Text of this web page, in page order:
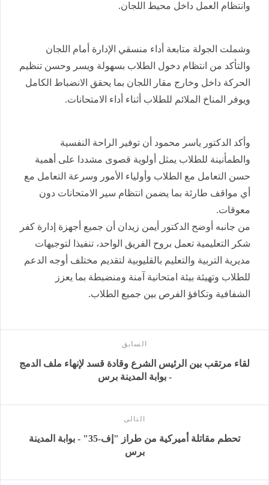
وانتظام العمل داخل محيط اللجان.
وشملت الجولة متابعة أداء منسقي الإدارة أمام اللجان
والتأكد من انتظام دخول الطلاب بسهولة ويسر وحسن تنظيم
الحركة داخل وخارج مقار اللجان بما يحقق الانضباط الكامل
ويوفر المناخ الملائم للطلاب أثناء أداء الامتحانات.
وأكد الدكتور ياسر محمود أن توفير الراحة النفسية
والطمأنينة للطلاب يمثل أولوية قصوى مشددا على أهمية
حسن التعامل مع الطلاب وأولياء الأمور وسرعة التعامل مع
أي مواقف طارئة بما يضمن انتظام سير الامتحانات دون
معوقات.
من جانبه أوضح الدكتور أيمن زيدان أن جميع أجهزة إدارة كفر
شكر التعليمية تعمل بروح الفريق الواحد، تنفيذا لتوجيهات
مديرية التربية والتعليم بالقليوبية لتقديم مختلف أوجه الدعم
للطلاب وتهيئة بيئة امتحانية آمنة ومنضبطة بما يعزز
الشفافية وتكافؤ الفرص بين جميع الطلاب.
السابق
لقاء مرتقب بين الرئيس الشرع وقادة قسد لإنهاء ملف الدمج
- بوابة المدينة برس
التالى
تحطم مقاتلة أميركية من طراز "إف-35" - بوابة المدينة
برس